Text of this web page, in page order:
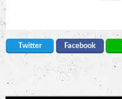
Twitter Facebook